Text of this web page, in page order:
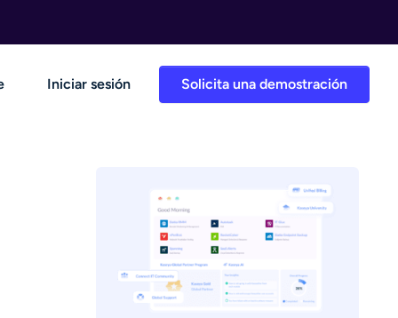
Solicita una demostración
Iniciar sesión